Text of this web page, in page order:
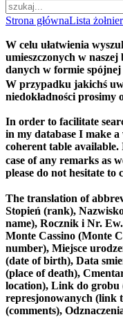
Strona głównaLista
W celu ułatwienia
umieszczonych w
danych w formie
W przypadku jakichś
niedokładności prosimy
In order to facilitate
in my database I make
coherent table available.
case of any remarks as
please do not hesitate to
The translation of
Stopień (rank),
name), Rocznik i Nr.
Monte Cassino (Monte
number), Miejsce
(date of birth), Data
(place of death),
location), Link do grobu
represjonowanych (link
(comments),